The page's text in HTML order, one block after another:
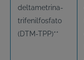
deltametrina-
trifenilfosfato
(DTM-TPP)**